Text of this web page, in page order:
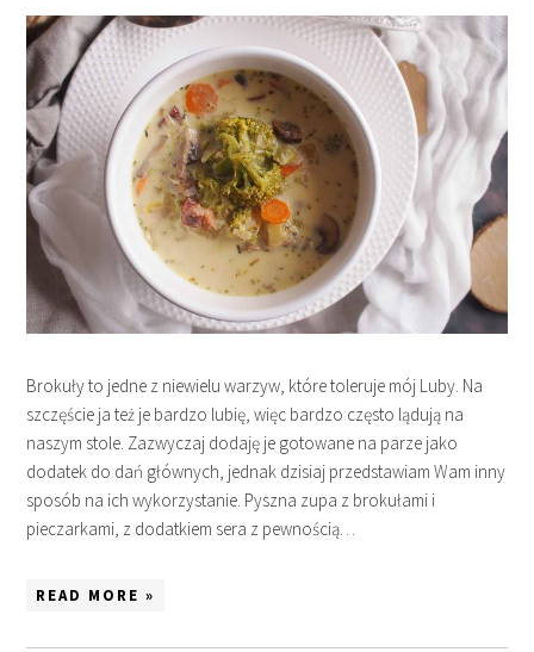
Brokuły to jedne z niewielu warzyw, które toleruje mój Luby. Na
szczęście ja też je bardzo lubię, więc bardzo często lądują na
naszym stole. Zazwyczaj dodaję je gotowane na parze jako
dodatek do dań głównych, jednak dzisiaj przedstawiam Wam inny
sposób na ich wykorzystanie. Pyszna zupa z brokułami i
pieczarkami, z dodatkiem sera z pewnością…
READ MORE »